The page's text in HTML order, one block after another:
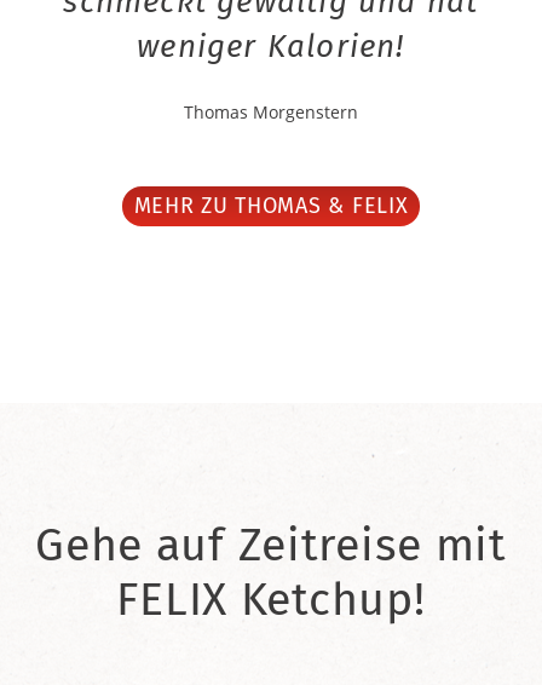
weniger Kalorien!
Thomas Morgenstern
MEHR ZU THOMAS & FELIX
Gehe auf Zeitreise mit
FELIX Ketchup!